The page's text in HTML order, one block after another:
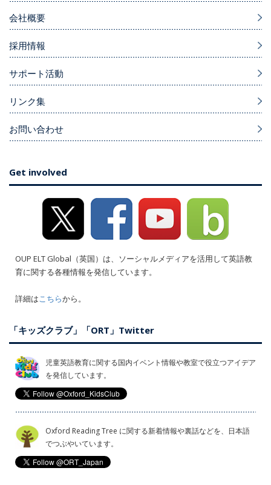
会社概要
採用情報
サポート活動
リンク集
お問い合わせ
Get involved
OUP ELT Global（英国）は、ソーシャルメディアを活用して英語教
育に関する各種情報を発信しています。
詳細はこちらから。
「キッズクラブ」「ORT」Twitter
児童英語教育に関する国内イベント情報や教室で役立つアイデア
を発信しています。
Oxford Reading Tree に関する新着情報や裏話などを、日本語
でつぶやいています。